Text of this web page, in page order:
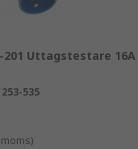
Uttagstestare 16A
253-535